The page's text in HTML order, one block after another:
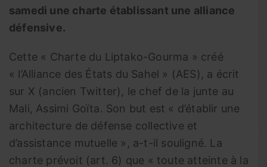
samedi une charte établissant une alliance
défensive.
Cette « Charte du Liptako-Gourma » créé
« l’Alliance des États du Sahel » (AES), a écrit
sur X (ancien Twitter), le chef de la junte au
Mali, Assimi Goïta. Son but est « d’établir une
architecture de défense collective et
d’assistance mutuelle », a-t-il souligné. La
charte prévoit (art. 6) que « toute atteinte à la